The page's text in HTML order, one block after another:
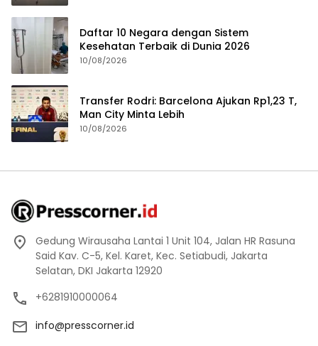
Daftar 10 Negara dengan Sistem
Kesehatan Terbaik di Dunia 2026
10/08/2026
Transfer Rodri: Barcelona Ajukan Rp1,23 T,
Man City Minta Lebih
10/08/2026
Gedung Wirausaha Lantai 1 Unit 104, Jalan HR Rasuna
Said Kav. C-5, Kel. Karet, Kec. Setiabudi, Jakarta
Selatan, DKI Jakarta 12920
+6281910000064
info@presscorner.id